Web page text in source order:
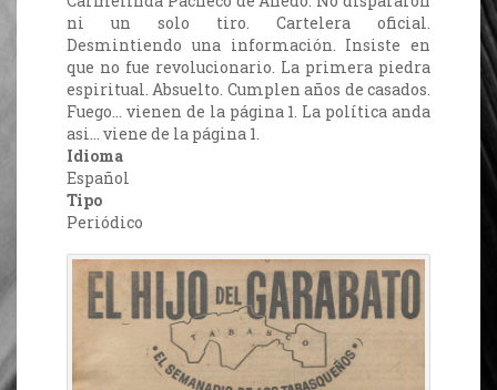
ni un solo tiro. Cartelera oficial.
Desmintiendo una información. Insiste en
que no fue revolucionario. La primera piedra
espiritual. Absuelto. Cumplen años de casados.
Fuego… vienen de la página 1. La política anda
asi… viene de la página 1.
Idioma
Español
Tipo
Periódico